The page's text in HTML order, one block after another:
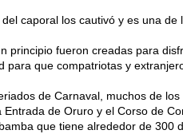
caporal los cautivó y es una
principio fueron creadas para
para que compatriotas y
de Carnaval, muchos de
Entrada de Oruro y el Corso de
que tiene alrededor de 300